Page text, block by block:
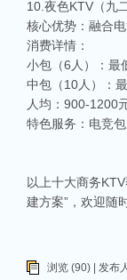
10.夜色KTV（九
核心优势：融合
消费详情：
小包（6人）：最
中包（10人）：
人均：900-1200元
特色服务：电竞
以上十大商务
建方案”，欢迎随
浏览 (90) | 发布